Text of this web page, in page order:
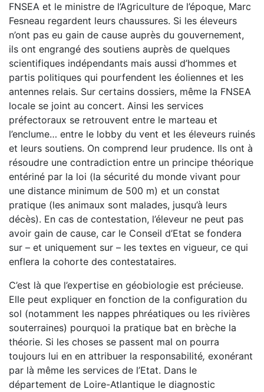
FNSEA et le ministre de l’Agriculture de l’époque, Marc
Fesneau regardent leurs chaussures. Si les éleveurs
n’ont pas eu gain de cause auprès du gouvernement,
ils ont engrangé des soutiens auprès de quelques
scientifiques indépendants mais aussi d’hommes et
partis politiques qui pourfendent les éoliennes et les
antennes relais. Sur certains dossiers, même la FNSEA
locale se joint au concert. Ainsi les services
préfectoraux se retrouvent entre le marteau et
l’enclume… entre le lobby du vent et les éleveurs ruinés
et leurs soutiens. On comprend leur prudence. Ils ont à
résoudre une contradiction entre un principe théorique
entériné par la loi (la sécurité du monde vivant pour
une distance minimum de 500 m) et un constat
pratique (les animaux sont malades, jusqu’à leurs
décès). En cas de contestation, l’éleveur ne peut pas
avoir gain de cause, car le Conseil d’Etat se fondera
sur – et uniquement sur – les textes en vigueur, ce qui
enflera la cohorte des contestataires.
C’est là que l’expertise en géobiologie est précieuse.
Elle peut expliquer en fonction de la configuration du
sol (notamment les nappes phréatiques ou les rivières
souterraines) pourquoi la pratique bat en brèche la
théorie. Si les choses se passent mal on pourra
toujours lui en en attribuer la responsabilité, exonérant
par là même les services de l’Etat. Dans le
département de Loire-Atlantique le diagnostic